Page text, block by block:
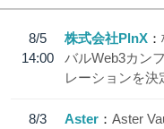
8/5
14:00
株式会社PlnX
バルWeb3カン
レーションを決
8/3
Aster Aster